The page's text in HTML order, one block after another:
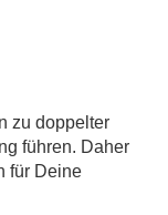
zu doppelter
führen. Daher
für Deine